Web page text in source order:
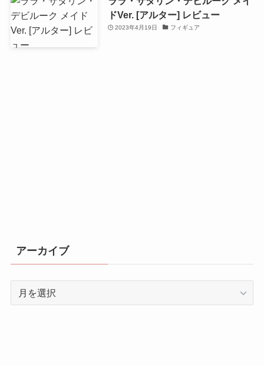
ドVer. [アルター] レビュー
2023年4月19日 フィギュア
アーカイブ